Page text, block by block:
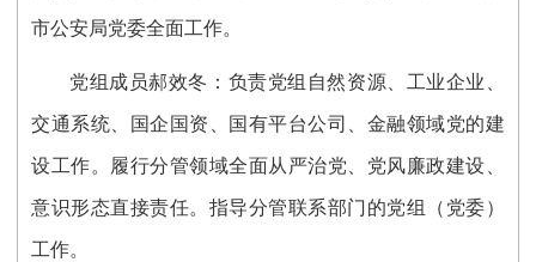
市公安局党委全面工作。
党组成员郝效冬：负责党组自然资源、工业企业、
交通系统、国企国资、国有平台公司、金融领域党的建
设工作。履行分管领域全面从严治党、党风廉政建设、
意识形态直接责任。指导分管联系部门的党组（党委）
工作。